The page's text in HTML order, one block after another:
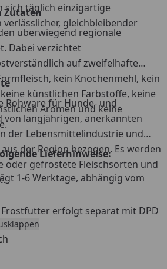
sich täglich einzigartige
gleichbleibender
Zutaten
überwiegend regionale
Dabei verzichtet
auf zweifelhafte
kein Knochenmehl, kein
künstlichen Farbstoffe, keine
Aromen und keine
Rohware für Hunde- und
von langjährigen, anerkannten
der Lebensmittelindustrie und
der Region bezogen. Es werden
oder gefrostete Fleischsorten und
Lieferhinweise:
1-6 Werktage, abhängig vom
erfolgt separat mit DPD
bis Mittwoch, außer an